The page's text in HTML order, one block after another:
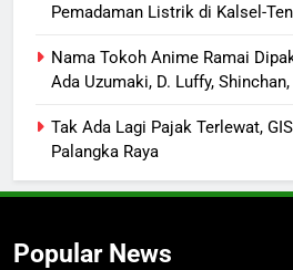
Pemadaman Listrik di Kalsel-
Nama Tokoh Anime Ramai
Ada Uzumaki, D. Luffy,
Tak Ada Lagi Pajak Terlewat,
Palangka Raya
Popular News
Distribusi
Pertamina
ECONOMY
Ketua dan
Kotim
Dugaan